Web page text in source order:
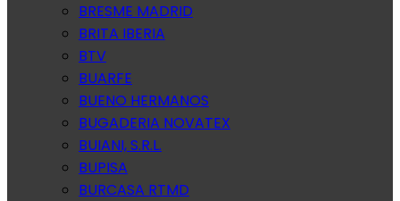
BRESME MADRID
BRITA IBERIA
BTV
BUARFE
BUENO HERMANOS
BUGADERIA NOVATEX
BUIANI, S.R.L.
BUPISA
BURCASA RTMD